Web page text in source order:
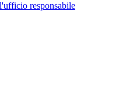
responsabile